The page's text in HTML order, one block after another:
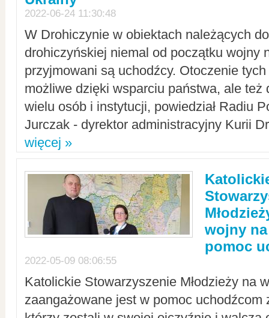
2022-06-24 11:30:48
W Drohiczynie w obiektach należących
drohiczyńskiej niemal od początku wojny
przyjmowani są uchodźcy. Otoczenie
możliwe dzięki wsparciu państwa, ale też
wielu osób i instytucji, powiedział Radiu
Jurczak - dyrektor administracyjny Kurii
więcej »
wojny
pomoc
2022-05-09 08:06:55
Katolickie Stowarzyszenie Młodzieży na
zaangażowane jest w pomoc uchodźcom